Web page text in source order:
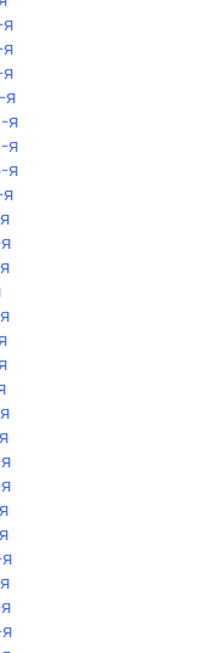
я
я
я
я